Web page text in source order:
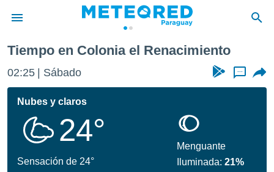
de
ha
calidad.
a este
Tiempo en Colonia el Renacimiento
02:25 Sábado ...
Nubes y claros
24°
Sensación de 24°
Menguante
Iluminada:21%